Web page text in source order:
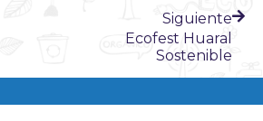
Siguiente
Ecofest Huaral
Sostenible